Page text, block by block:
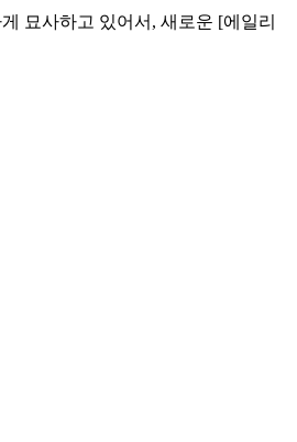
묘사하고 있어서, 새로운 [에일리